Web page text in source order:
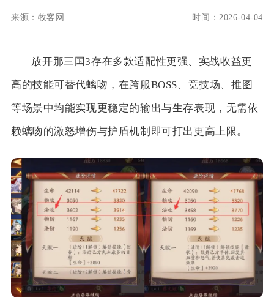
来源： 牧客网 时间： 2026-04-04
放开那三国3存在多款适配性更强、实战收益更
高的技能可替代螭吻，在跨服BOSS、竞技场、推图
等场景中均能实现更稳定的输出与生存表现，无需依
赖螭吻的激怒增伤与护盾机制即可打出更高上限。